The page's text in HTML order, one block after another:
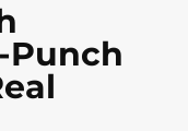
Punch